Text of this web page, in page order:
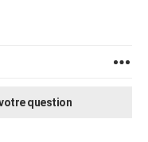
question